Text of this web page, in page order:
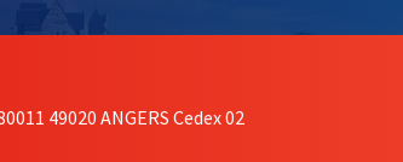
49020 ANGERS Cedex 02